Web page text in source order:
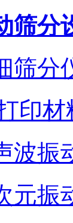
筛分
筛分
印材
波振
元振